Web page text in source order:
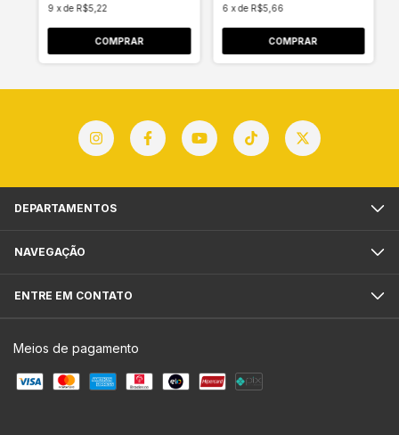
9 xde R$5,22 6 xde R$5,66
DEPARTAMENTOS
NAVEGAÇÃO
ENTRE EM CONTATO
Meios de pagamento